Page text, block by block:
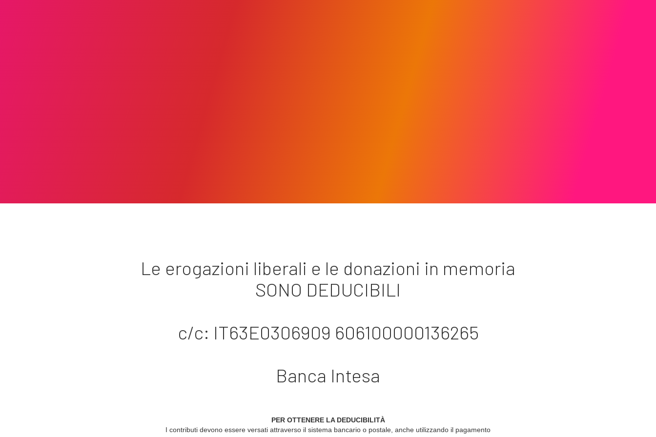
Le erogazioni liberali e le donazioni in memoria
SONO DEDUCIBILI
c/c: IT63E0306909 606100000136265
Banca Intesa
PER OTTENERE LA DEDUCIBILITÀ
I contributi devono essere versati attraverso il sistema bancario o postale, anche utilizzando il pagamento